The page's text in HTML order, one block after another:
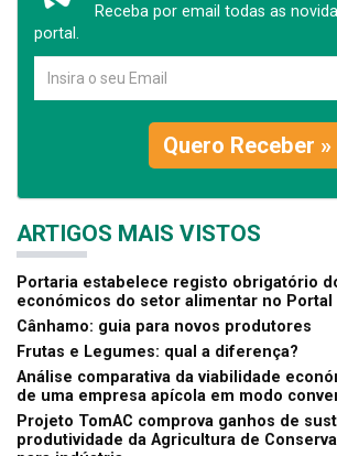
Receba por email todas as
portal.
Quero Receber »
ARTIGOS MAIS VISTOS
Portaria estabelece registo obrigatório
económicos do setor alimentar no Portal
Cânhamo: guia para novos produtores
Frutas e Legumes: qual a diferença?
Análise comparativa da viabilidade
de uma empresa apícola em modo
Projeto TomAC comprova ganhos de
produtividade da Agricultura de